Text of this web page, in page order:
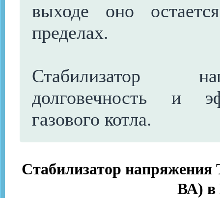
выходе оно
пределах.
Стабилизатор
долговечность и
газового котла.
Стабилизатор напряжения
ВА) в